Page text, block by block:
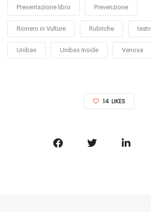
Presentazione libro Prevenzione
Rionero in Vulture Rubriche
Unibas Unibas Inside Venosa
14 LIKES